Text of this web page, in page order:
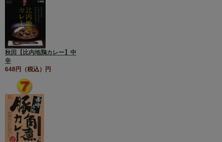
秋田【比内地鶏カレー】中
辛
648円（税込）円